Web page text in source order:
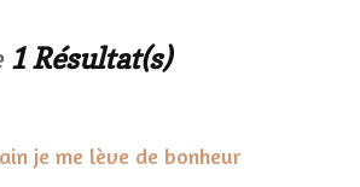
1 Résultat(s)